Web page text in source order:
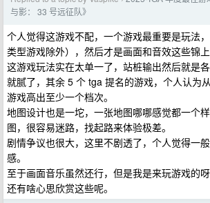
与影： 33 号远征队》
个人觉得这游戏不配，一个游戏最重要是玩法
类型游戏除外），然后才是画面和音效这些锦上
这游戏玩法实在太单一了，站桩输出然后就是
就腻了，其余 5 个 tga 提名的游戏，个人认为
游戏高出至少一个档次。
地图设计也是一坨，一张地图哪哪感觉都一个
图，很容易迷路，找起路来体验极差。
剧情争议也很大，这里不剧透了，个人觉得一
感。
至于画面音乐虽然还行，但是我是来玩游戏的
还有啥心思欣赏这些呢。